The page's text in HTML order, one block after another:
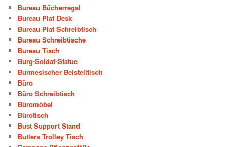
Bureau Bücherregal
Bureau Plat Desk
Bureau Plat Schreibtisch
Bureau Schreibtische
Bureau Tisch
Burg-Soldat-Statue
Burmesischer Beistelltisch
Büro
Büro Schreibtisch
Büromöbel
Bürotisch
Bust Support Stand
Butlers Trolley Tisch